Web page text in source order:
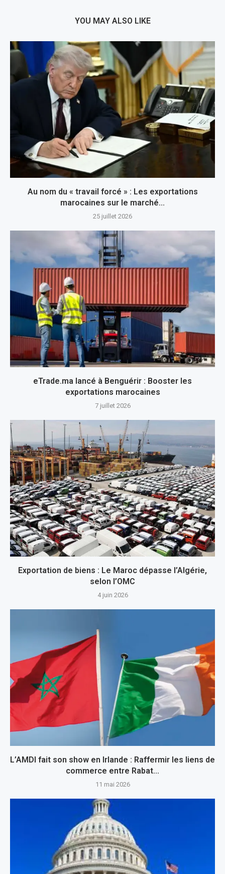
YOU MAY ALSO LIKE
Au nom du « travail forcé » : Les exportations
marocaines sur le marché...
25 juillet 2026
eTrade.ma lancé à Benguérir : Booster les
exportations marocaines
7 juillet 2026
Exportation de biens : Le Maroc dépasse l’Algérie,
selon l’OMC
4 juin 2026
L’AMDI fait son show en Irlande : Raffermir les liens de
commerce entre Rabat...
11 mai 2026